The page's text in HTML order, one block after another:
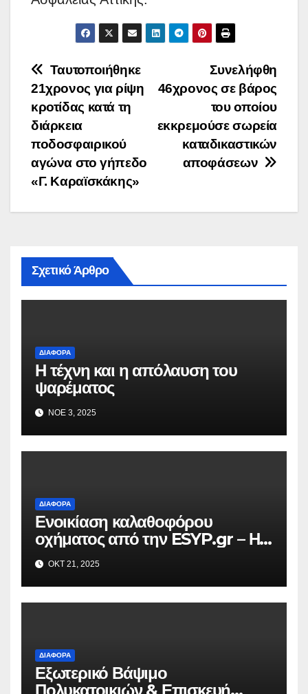
Πλοήγηση
άρθρων
Συνελήφθη
46χρονος σε βάρος
του οποίου
εκκρεμούσε σωρεία
καταδικαστικών
αποφάσεων
Ταυτοποιήθηκε
21χρονος για ρίψη
κροτίδας κατά τη
διάρκεια
ποδοσφαιρικού
αγώνα στο γήπεδο
«Γ. Καραϊσκάκης»
Σχετικό Άρθρο
ΔΙΆΦΟΡΑ
Η τέχνη και η απόλαυση του
ψαρέματος
ΝΟΈ 3, 2025
ΔΙΆΦΟΡΑ
Ενοικίαση καλαθοφόρου
οχήματος από την ESYP.gr – Η
αξιόπιστη λύση για κάθε εργασία
σε ύψος
ΟΚΤ 21, 2025
ΔΙΆΦΟΡΑ
Εξωτερικό Βάψιμο